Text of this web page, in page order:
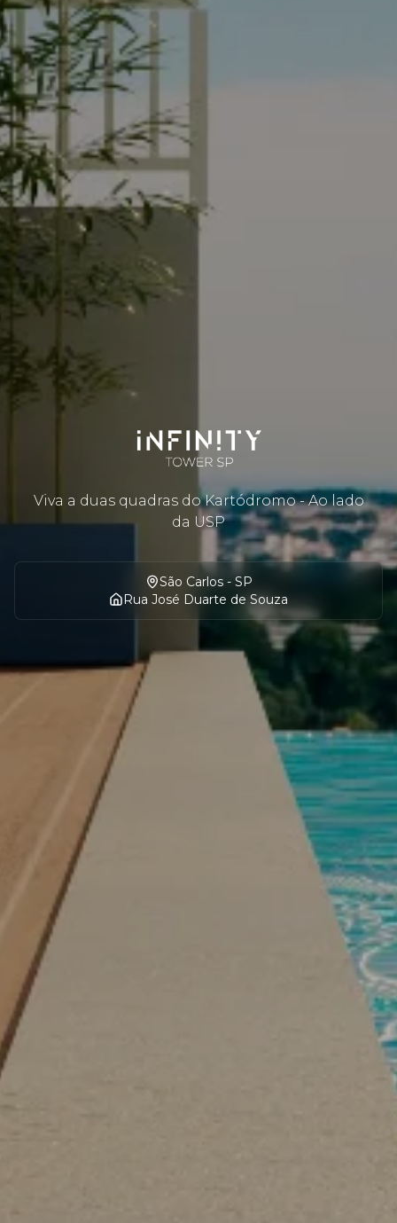
Viva a duas quadras do Kartódromo - Ao lado
da USP
São Carlos - SP
Rua José Duarte de Souza